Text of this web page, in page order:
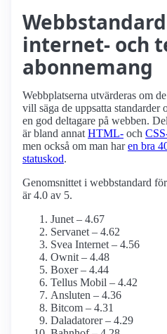
internet- och
abonnemang
Webbplatserna utvärderas om
vill säga de uppsatta
en god deltagare på webben.
är bland annatHTML- och
men också om man haren bra
statuskod.
Genomsnittet i webbstandard
är 4.0 av 5.
Junet – 4.67
Servanet – 4.62
Svea Internet – 4.56
Ownit – 4.48
Boxer – 4.44
Tellus Mobil – 4.42
Ansluten – 4.36
Bitcom – 4.31
Daladatorer – 4.29